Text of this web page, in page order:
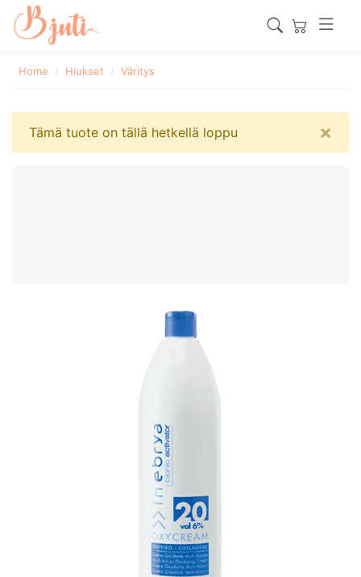
Home Hiukset Väritys
Tämä tuote on tällä hetkellä loppu ×